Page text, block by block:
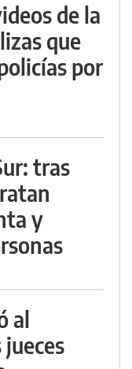
de la
que
por
tras
y
al